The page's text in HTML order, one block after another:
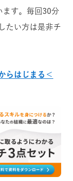
ます。毎回30分
たい方は是非チ
らはじまる＜